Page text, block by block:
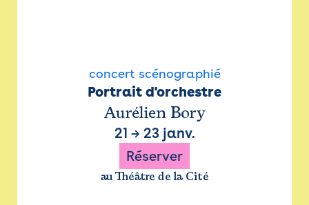
concert scénographié
Portrait d'orchestre
Aurélien Bory
21 → 23 janv.
Réserver
au Théâtre de la Cité